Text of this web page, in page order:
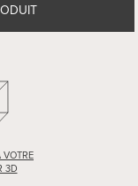
VOTRE
3D